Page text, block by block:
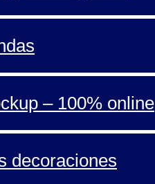
– 100% online
decoraciones